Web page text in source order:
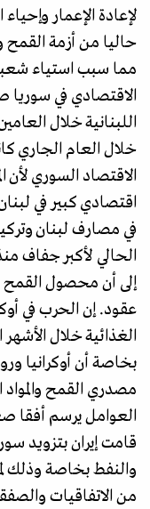
لإعادة الإعمار
حاليا من أزمة القمح
مما سبب استياء
الاقتصادي في سوريا
اللبنانية خلال
خلال العام الجاري
الاقتصاد السوري لأن
اقتصادي كبير في
في مصارف لبنان
الحالي لأكبر جفاف
إلى أن محصول القمح
عقود. إن الحرب في
الغذائية خلال الأشهر
بخاصة أن أوكرانيا
مصدري القمح والمواد
العوامل يرسم أفقا
قامت إيران بتزويد
والنفط بخاصة وذلك
من الاتفاقيات